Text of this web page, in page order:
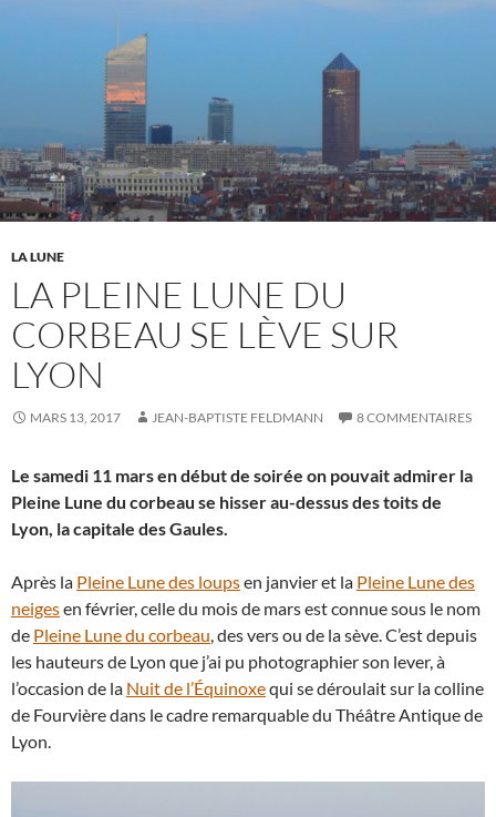
LA LUNE
LA PLEINE LUNE DU
CORBEAU SE LÈVE SUR
LYON
MARS 13, 2017 JEAN-BAPTISTE FELDMANN 8 COMMENTAIRES
Le samedi 11 mars en début de soirée on pouvait admirer la
Pleine Lune du corbeau se hisser au-dessus des toits de
Lyon, la capitale des Gaules.
Après la Pleine Lune des loupsen janvier et la Pleine Lune des
neigesen février, celle du mois de mars est connue sous le nom
de Pleine Lune du corbeau , des vers ou de la sève. C’est depuis
les hauteurs de Lyon que j’ai pu photographier son lever, à
l’occasion de la Nuit de l’Équinoxequi se déroulait sur la colline
de Fourvière dans le cadre remarquable du Théâtre Antique de
Lyon.